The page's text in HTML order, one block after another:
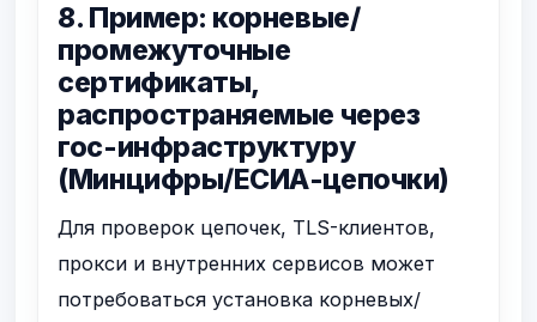
8. Пример: корневые/
промежуточные
сертификаты,
распространяемые через
гос-инфраструктуру
(Минцифры/ЕСИА-цепочки)
Для проверок цепочек, TLS-клиентов,
прокси и внутренних сервисов может
потребоваться установка корневых/